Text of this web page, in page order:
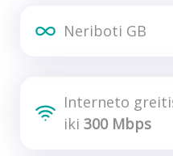
Neriboti GB
Interneto
iki300 Mbps